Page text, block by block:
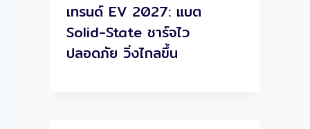
เทรนด์ EV 2027: แบต
Solid-State ชาร์จไว
ปลอดภัย วิ่งไกลขึ้น